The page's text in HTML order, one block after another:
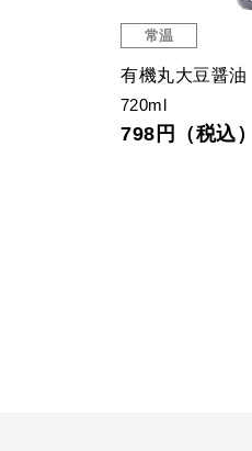
常温
さば味付
190g
463円（税込）